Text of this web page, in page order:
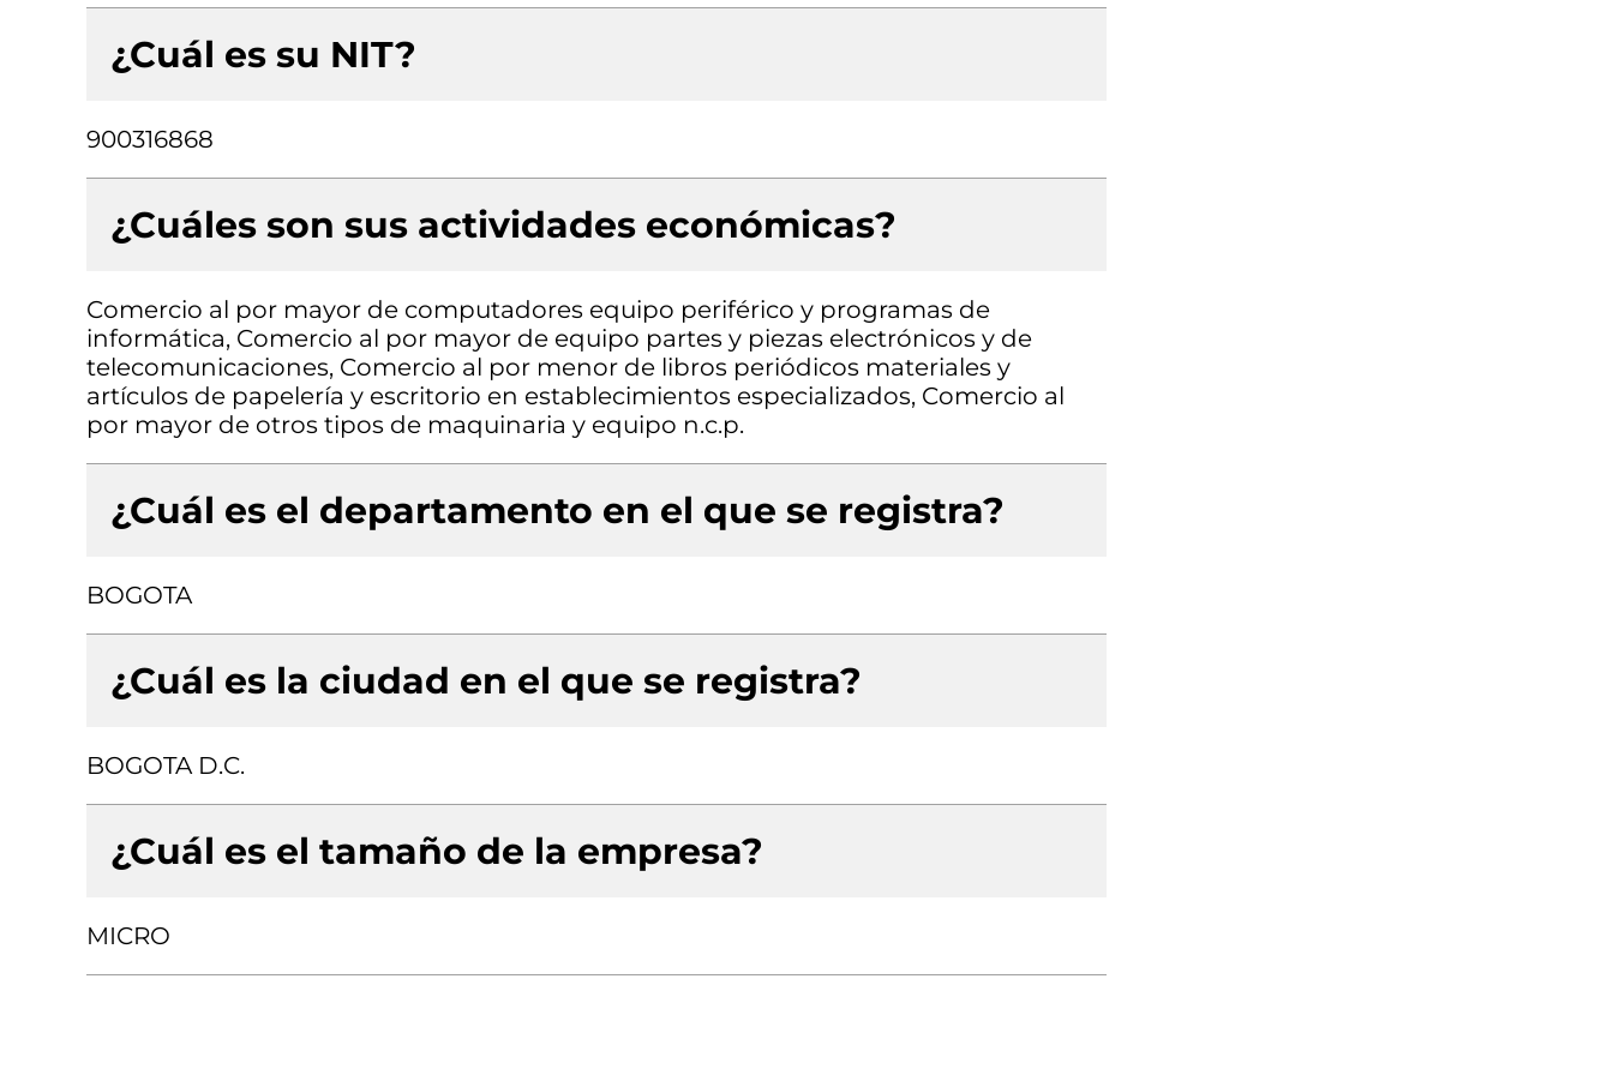
¿Cuál es su NIT?
900316868
¿Cuáles son sus actividades económicas?
Comercio al por mayor de computadores equipo periférico y programas de
informática, Comercio al por mayor de equipo partes y piezas electrónicos y de
telecomunicaciones, Comercio al por menor de libros periódicos materiales y
artículos de papelería y escritorio en establecimientos especializados, Comercio al
por mayor de otros tipos de maquinaria y equipo n.c.p.
¿Cuál es el departamento en el que se registra?
BOGOTA
¿Cuál es la ciudad en el que se registra?
BOGOTA D.C.
¿Cuál es el tamaño de la empresa?
MICRO